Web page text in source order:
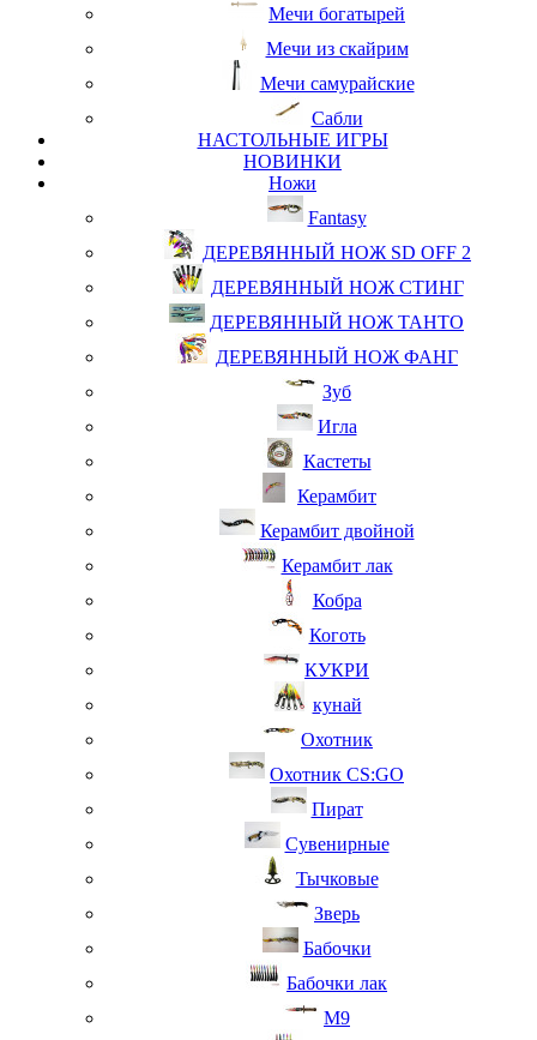
Мечи богатырей
Мечи из скайрим
Мечи самурайские
Сабли
НАСТОЛЬНЫЕ ИГРЫ
НОВИНКИ
Ножи
Fantasy
ДЕРЕВЯННЫЙ НОЖ SD OFF 2
ДЕРЕВЯННЫЙ НОЖ СТИНГ
ДЕРЕВЯННЫЙ НОЖ ТАНТО
ДЕРЕВЯННЫЙ НОЖ ФАНГ
Зуб
Игла
Кастеты
Керамбит
Керамбит двойной
Керамбит лак
Кобра
Коготь
КУКРИ
кунай
Охотник
Охотник CS:GO
Пират
Сувенирные
Тычковые
Зверь
Бабочки
Бабочки лак
М9